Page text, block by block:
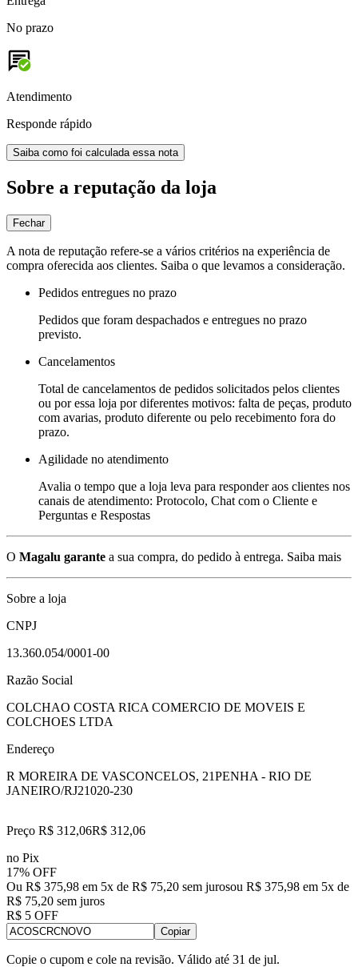
No prazo
Atendimento
Responde rápido
Saiba como foi calculada essa nota
Sobre a reputação da loja
Fechar
A nota de reputação refere-se a vários critérios na experiência de
compra oferecida aos clientes. Saiba o que levamos a consideração.
Pedidos entregues no prazo
Pedidos que foram despachados e entregues no prazo
previsto.
Cancelamentos
Total de cancelamentos de pedidos solicitados pelos clientes
ou por essa loja por diferentes motivos: falta de peças, produto
com avarias, produto diferente ou pelo recebimento fora do
prazo.
Agilidade no atendimento
Avalia o tempo que a loja leva para responder aos clientes nos
canais de atendimento: Protocolo, Chat com o Cliente e
Perguntas e Respostas
O Magalu garante a sua compra, do pedido à entrega. Saiba mais
Sobre a loja
CNPJ
13.360.054/0001-00
Razão Social
COLCHAO COSTA RICA COMERCIO DE MOVEIS E
COLCHOES LTDA
Endereço
R MOREIRA DE VASCONCELOS, 21PENHA - RIO DE
JANEIRO/RJ21020-230
Preço R$ 312,06R$ 312,06
no Pix
17% OFF
Ou R$ 375,98 em 5x de R$ 75,20 sem jurosou R$ 375,98 em 5x de
R$ 75,20 sem juros
R$ 5 OFF
Copiar
Copie o cupom e cole na revisão. Válido até 31 de jul.